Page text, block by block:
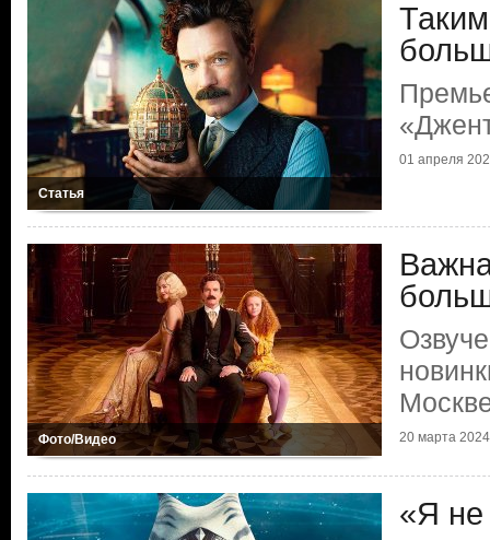
Статья
01 апреля
Фото/Видео 20 марта 2024
«Я